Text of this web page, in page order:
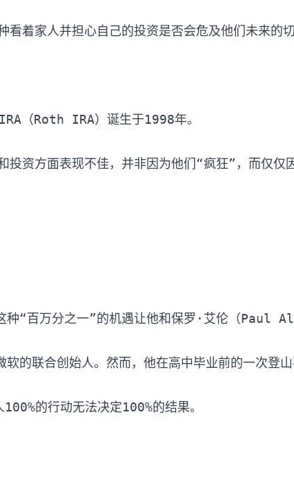
着家人并担心自己的投资是否会危及他们未来的
（Roth IRA）诞生于1998年。
百万分之一”的机遇让他和保罗·艾伦（Paul
联合创始人。然而，他在高中毕业前的一次登